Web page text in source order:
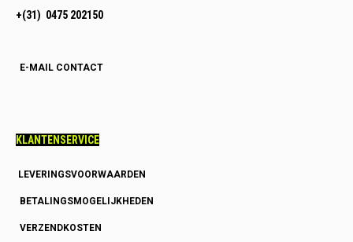
+(31) 0475 202150
E-MAIL CONTACT
KLANTENSERVICE
LEVERINGSVOORWAARDEN
BETALINGSMOGELIJKHEDEN
VERZENDKOSTEN